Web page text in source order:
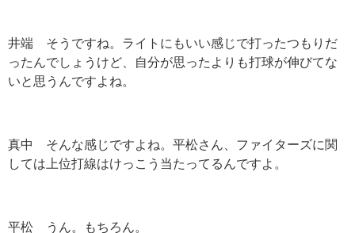
井端 そうですね。ライトにもいい感じで打ったつもりだ
ったんでしょうけど、自分が思ったよりも打球が伸びてな
いと思うんですよね。
真中 そんな感じですよね。平松さん、ファイターズに関
しては上位打線はけっこう当たってるんですよ。
平松 うん。もちろん。